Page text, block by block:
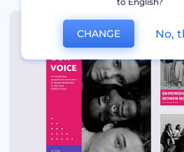
CHANGE No,